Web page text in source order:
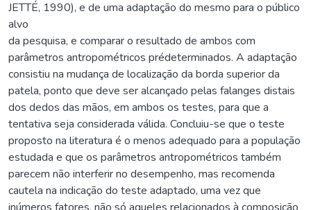
JETTÉ, 1990), e de uma adaptação do mesmo para o público
alvo
da pesquisa, e comparar o resultado de ambos com
parâmetros antropométricos prédeterminados. A adaptação
consistiu na mudança de localização da borda superior da
patela, ponto que deve ser alcançado pelas falanges distais
dos dedos das mãos, em ambos os testes, para que a
tentativa seja considerada válida. Concluiu-se que o teste
proposto na literatura é o menos adequado para a população
estudada e que os parâmetros antropométricos também
parecem não interferir no desempenho, mas recomenda
cautela na indicação do teste adaptado, uma vez que